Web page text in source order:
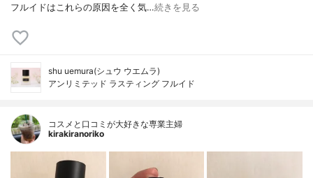
フルイドはこれらの原因を全く気…続きを見る
shu uemura(シュウ ウエムラ)
アンリミテッド ラスティング フルイド
コスメと口コミが大好きな専業主婦
kirakiranoriko